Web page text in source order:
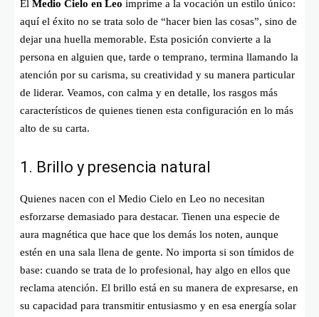
El Medio Cielo en Leo imprime a la vocación un estilo único:
aquí el éxito no se trata solo de “hacer bien las cosas”, sino de
dejar una huella memorable. Esta posición convierte a la
persona en alguien que, tarde o temprano, termina llamando la
atención por su carisma, su creatividad y su manera particular
de liderar. Veamos, con calma y en detalle, los rasgos más
característicos de quienes tienen esta configuración en lo más
alto de su carta.
1. Brillo y presencia natural
Quienes nacen con el Medio Cielo en Leo no necesitan
esforzarse demasiado para destacar. Tienen una especie de
aura magnética que hace que los demás los noten, aunque
estén en una sala llena de gente. No importa si son tímidos de
base: cuando se trata de lo profesional, hay algo en ellos que
reclama atención. El brillo está en su manera de expresarse, en
su capacidad para transmitir entusiasmo y en esa energía solar